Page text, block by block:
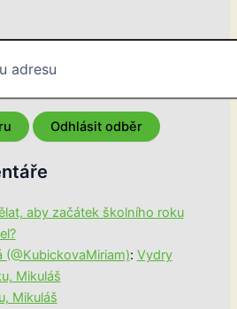
aby začátek školního roku
(@KubickovaMiriam): Vydry
Mikuláš
Mikuláš